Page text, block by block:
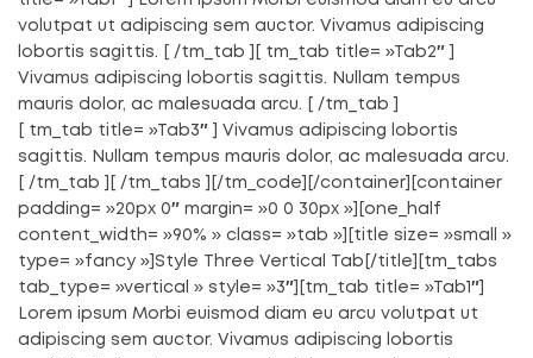
volutpat ut adipiscing sem auctor. Vivamus adipiscing
lobortis sagittis. [ /tm_tab ][ tm_tab title= »Tab2″ ]
Vivamus adipiscing lobortis sagittis. Nullam tempus
mauris dolor, ac malesuada arcu. [ /tm_tab ]
[ tm_tab title= »Tab3″ ] Vivamus adipiscing lobortis
sagittis. Nullam tempus mauris dolor, ac malesuada arcu.
[ /tm_tab ][ /tm_tabs ][/tm_code][/container][container
padding= »20px 0″ margin= »0 0 30px »][one_half
content_width= »90% » class= »tab »][title size= »small »
type= »fancy »]Style Three Vertical Tab[/title][tm_tabs
tab_type= »vertical » style= »3″][tm_tab title= »Tab1″]
Lorem ipsum Morbi euismod diam eu arcu volutpat ut
adipiscing sem auctor. Vivamus adipiscing lobortis